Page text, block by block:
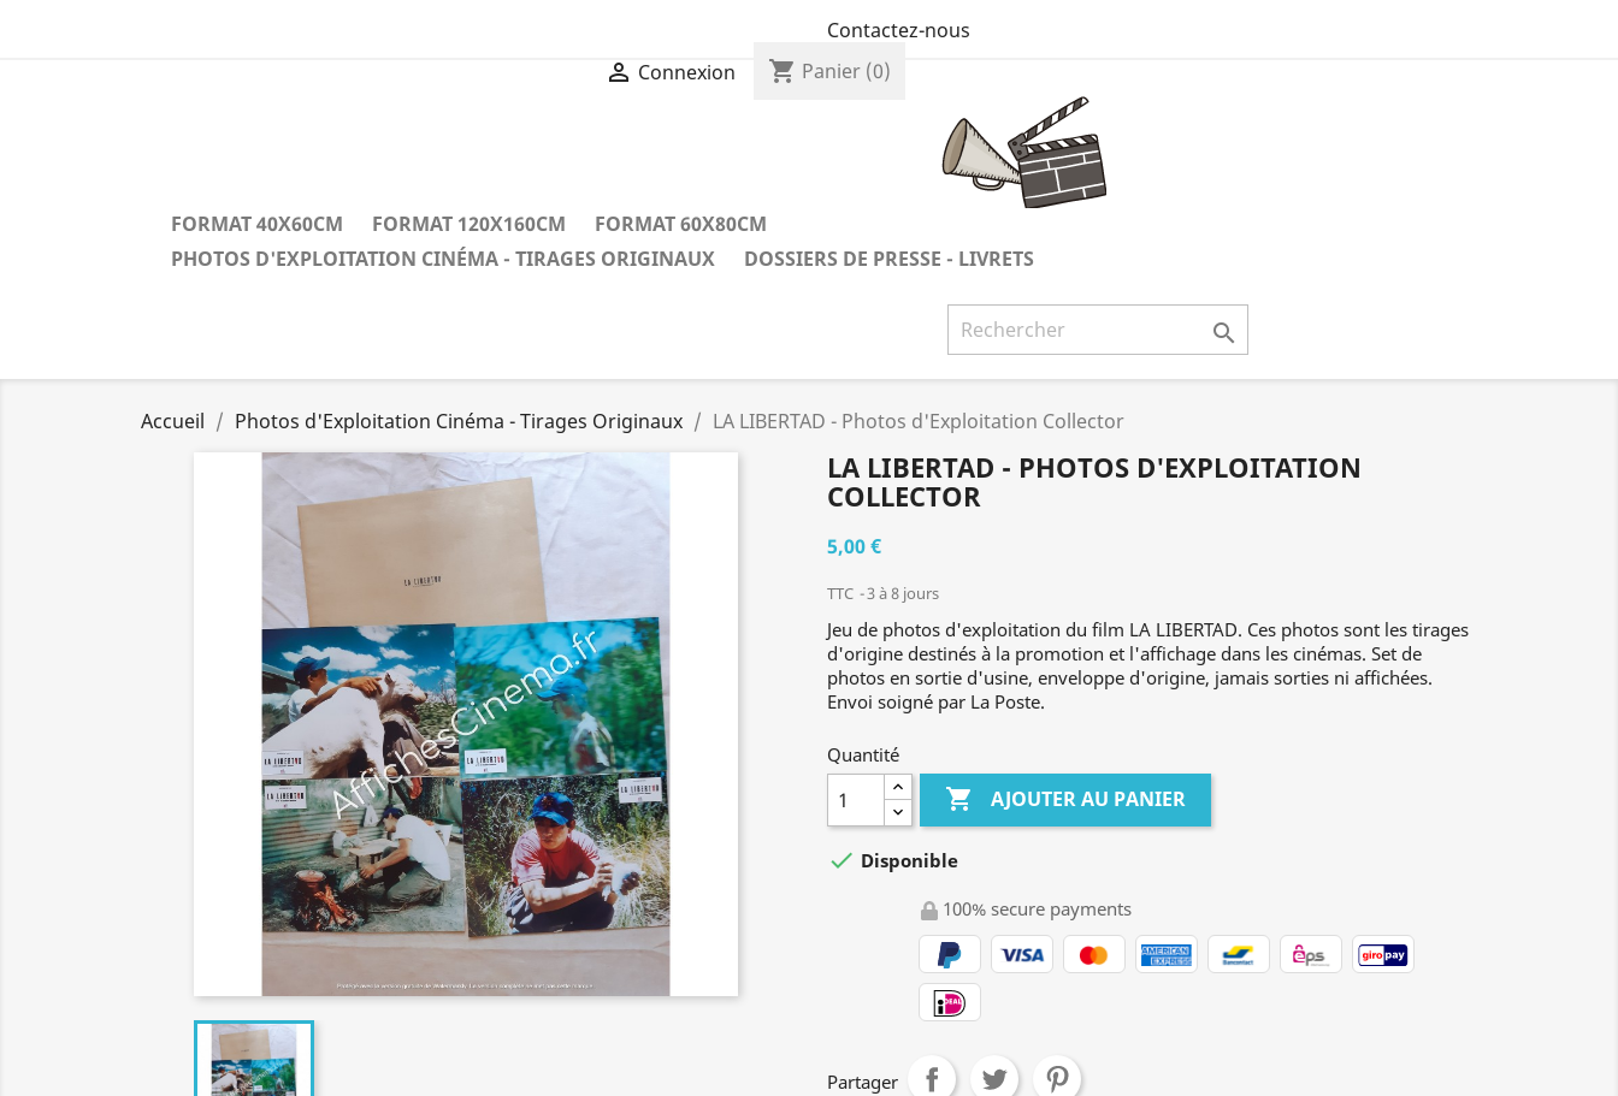
Contactez-nous
 Connexion shopping_cart Panier (0)
FORMAT 40X60CM FORMAT 120X160CM
FORMAT 60X80CM
PHOTOS D'EXPLOITATION CINÉMA - TIRAGES ORIGINAUX
DOSSIERS DE PRESSE - LIVRETS

Accueil Photos d'Exploitation Cinéma - Tirages Originaux LA LIBERTAD - Photos d'Exploitation Collector
LA LIBERTAD - PHOTOS D'EXPLOITATION
COLLECTOR
5,00 €
TTC 3 à 8 jours
Jeu de photos d'exploitation du film LA LIBERTAD. Ces photos sont les tirages
d'origine destinés à la promotion et l'affichage dans les cinémas. Set de
photos en sortie d'usine, enveloppe d'origine, jamais sorties ni affichées.
Envoi soigné par La Poste.
Quantité
 AJOUTER AU PANIER
 Disponible
100% secure payments
Partager